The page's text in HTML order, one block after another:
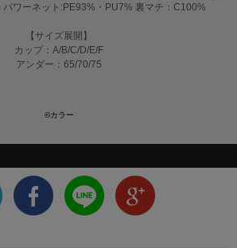
ワーネット:PE93%・PU7% 裏マチ：C100%
【サイズ展開】
カップ：A/B/C/D/E/F
アンダー：65/70/75
©カラー